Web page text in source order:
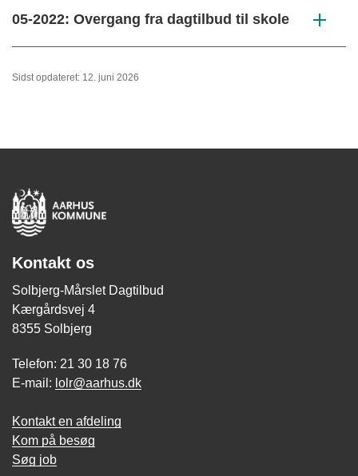
05-2022: Overgang fra dagtilbud til skole
Sidst opdateret: 12. juni 2026
Kontakt os
Solbjerg-Mårslet Dagtilbud
Kærgårdsvej 4
8355 Solbjerg
Telefon: 21 30 18 76
E-mail: lolr@aarhus.dk
Kontakt en afdeling
Kom på besøg
Søg job